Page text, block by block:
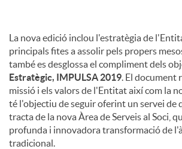
n
g
u
La nova edició inclou l'estratègia de
principals fites a assolir pels propers
també es desglossa el compliment dels
Estratègic, IMPULSA 2019 . El document
missió i els valors de l'Entitat així com la
té l'objectiu de seguir oferint un servei de
tracta de la nova Àrea de Serveis al Soci,
profunda i innovadora transformació de
tradicional.